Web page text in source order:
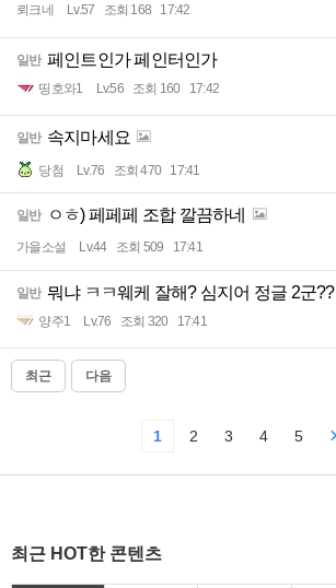
뢰크네 Lv.57 조회 168 17:42
일반 페인트인가 페인터인가
띵호와1 Lv.56 조회 160 17:42
일반 속지마세요
당첨 Lv.76 조회 470 17:41
일반 ㅇㅎ) 페페페 조합 깔끔하네
가을소설 Lv.44 조회 509 17:41
일반 뭐냐 ㅋㅋ웨케 잘해? 심지어 정글 2군??
양주1 Lv.76 조회 320 17:41
최근 다음
1 2 3 4 5
최근 HOT한 콘텐츠